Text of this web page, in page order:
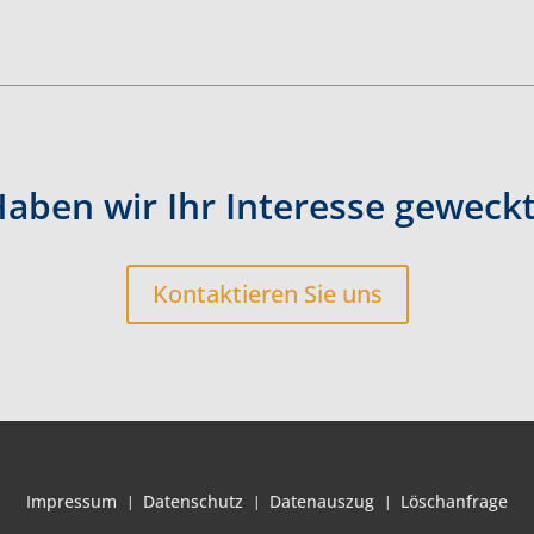
wir Ihr Interesse
Kontaktieren Sie uns
Impressum Datenschutz Datenauszug Löschanfrage